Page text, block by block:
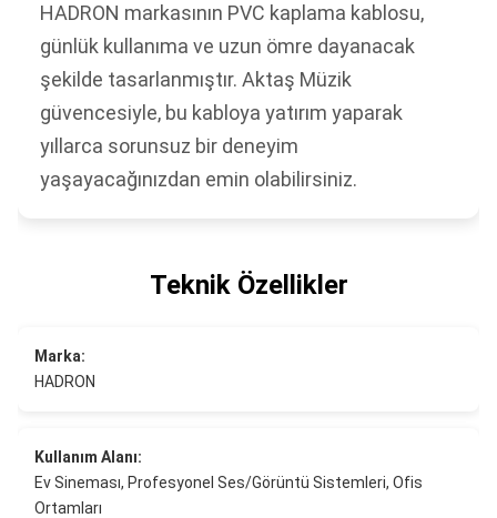
HADRON markasının PVC kaplama kablosu,
günlük kullanıma ve uzun ömre dayanacak
şekilde tasarlanmıştır. Aktaş Müzik
güvencesiyle, bu kabloya yatırım yaparak
yıllarca sorunsuz bir deneyim
yaşayacağınızdan emin olabilirsiniz.
Teknik Özellikler
Marka:
HADRON
Kullanım Alanı:
Ev Sineması, Profesyonel Ses/Görüntü Sistemleri, Ofis
Ortamları